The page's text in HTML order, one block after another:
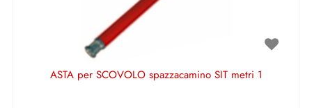
ASTA per SCOVOLO spazzacamino SIT metri 1